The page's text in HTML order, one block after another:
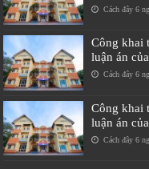
Cách đây 6
Công khai
luận án
Cách đây 6
Công khai
luận án
Cách đây 6